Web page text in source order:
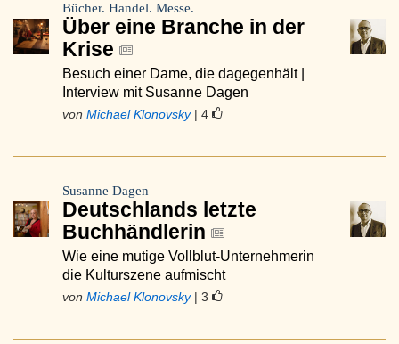
Bücher. Handel. Messe.
Über eine Branche in der
Krise
Besuch einer Dame, die dagegenhält |
Interview mit Susanne Dagen
von Michael Klonovsky| 4
Susanne Dagen
Deutschlands letzte
Buchhändlerin
Wie eine mutige Vollblut-Unternehmerin
die Kulturszene aufmischt
von Michael Klonovsky| 3